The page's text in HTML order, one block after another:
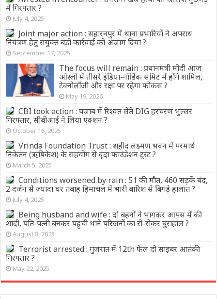
में गिरफ्तार ?
July 4, 2025
Joint major action : सहारनपुर में थाना प्रभारियों ने अपराध
नियंत्रण हेतु संयुक्त बड़ी कार्रवाई को अंजाम दिया ?
September 17, 2025
The focus will remain : प्रधानमंत्री मोदी आज
ओस्लो में तीसरे इंडिया-नॉर्डिक समिट में होंगे शामिल,
टेक्नोलॉजी और रक्षा पर रहेगा फोकस ?
May 19, 2026
CBI took action : पंजाब में रिश्वत लेते DIG हरचरण भुल्लर
गिरफ्तार, सीबीआई ने लिया एक्शन ?
October 16, 2025
Vrinda Foundation Trust : शहीद लक्ष्मण भवन में परमार्थ
निकेतन (ऋषिकेश) के सहयोग से वृंदा फाउंडेशन ट्रस्ट ?
March 5, 2025
Conditions worsened by rain : 51 की मौत, 460 सड़कें बंद,
2 दर्जन से ज्यादा घर तबाह हिमाचल में भारी बारिश से बिगड़े हालात ?
July 4, 2025
Being husband and wife : दो बहनों ने भागकर आपस में की
शादी, पति-पत्नी बनकर पहुंची थाने परिजनों का रो-रोकर बुराहाल ?
August 8, 2025
Terrorist arrested : गुजरात में 12th फेल दो साइबर आतंकी
गिरफ्तार ?
May 22, 2025